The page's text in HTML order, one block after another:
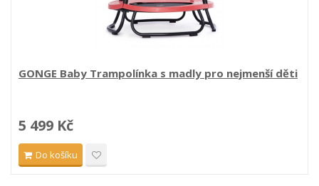
GONGE Baby Trampolínka s madly pro nejmenší děti
5 499 Kč
Do košíku